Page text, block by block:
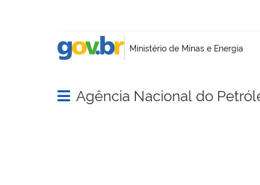
Abrir menu principal de navegação
Agência Nacional do